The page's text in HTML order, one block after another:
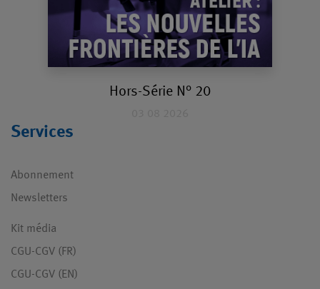
Hors-Série N° 20
Services
Abonnement
Newsletters
Kit média
CGU-CGV (FR)
CGU-CGV (EN)